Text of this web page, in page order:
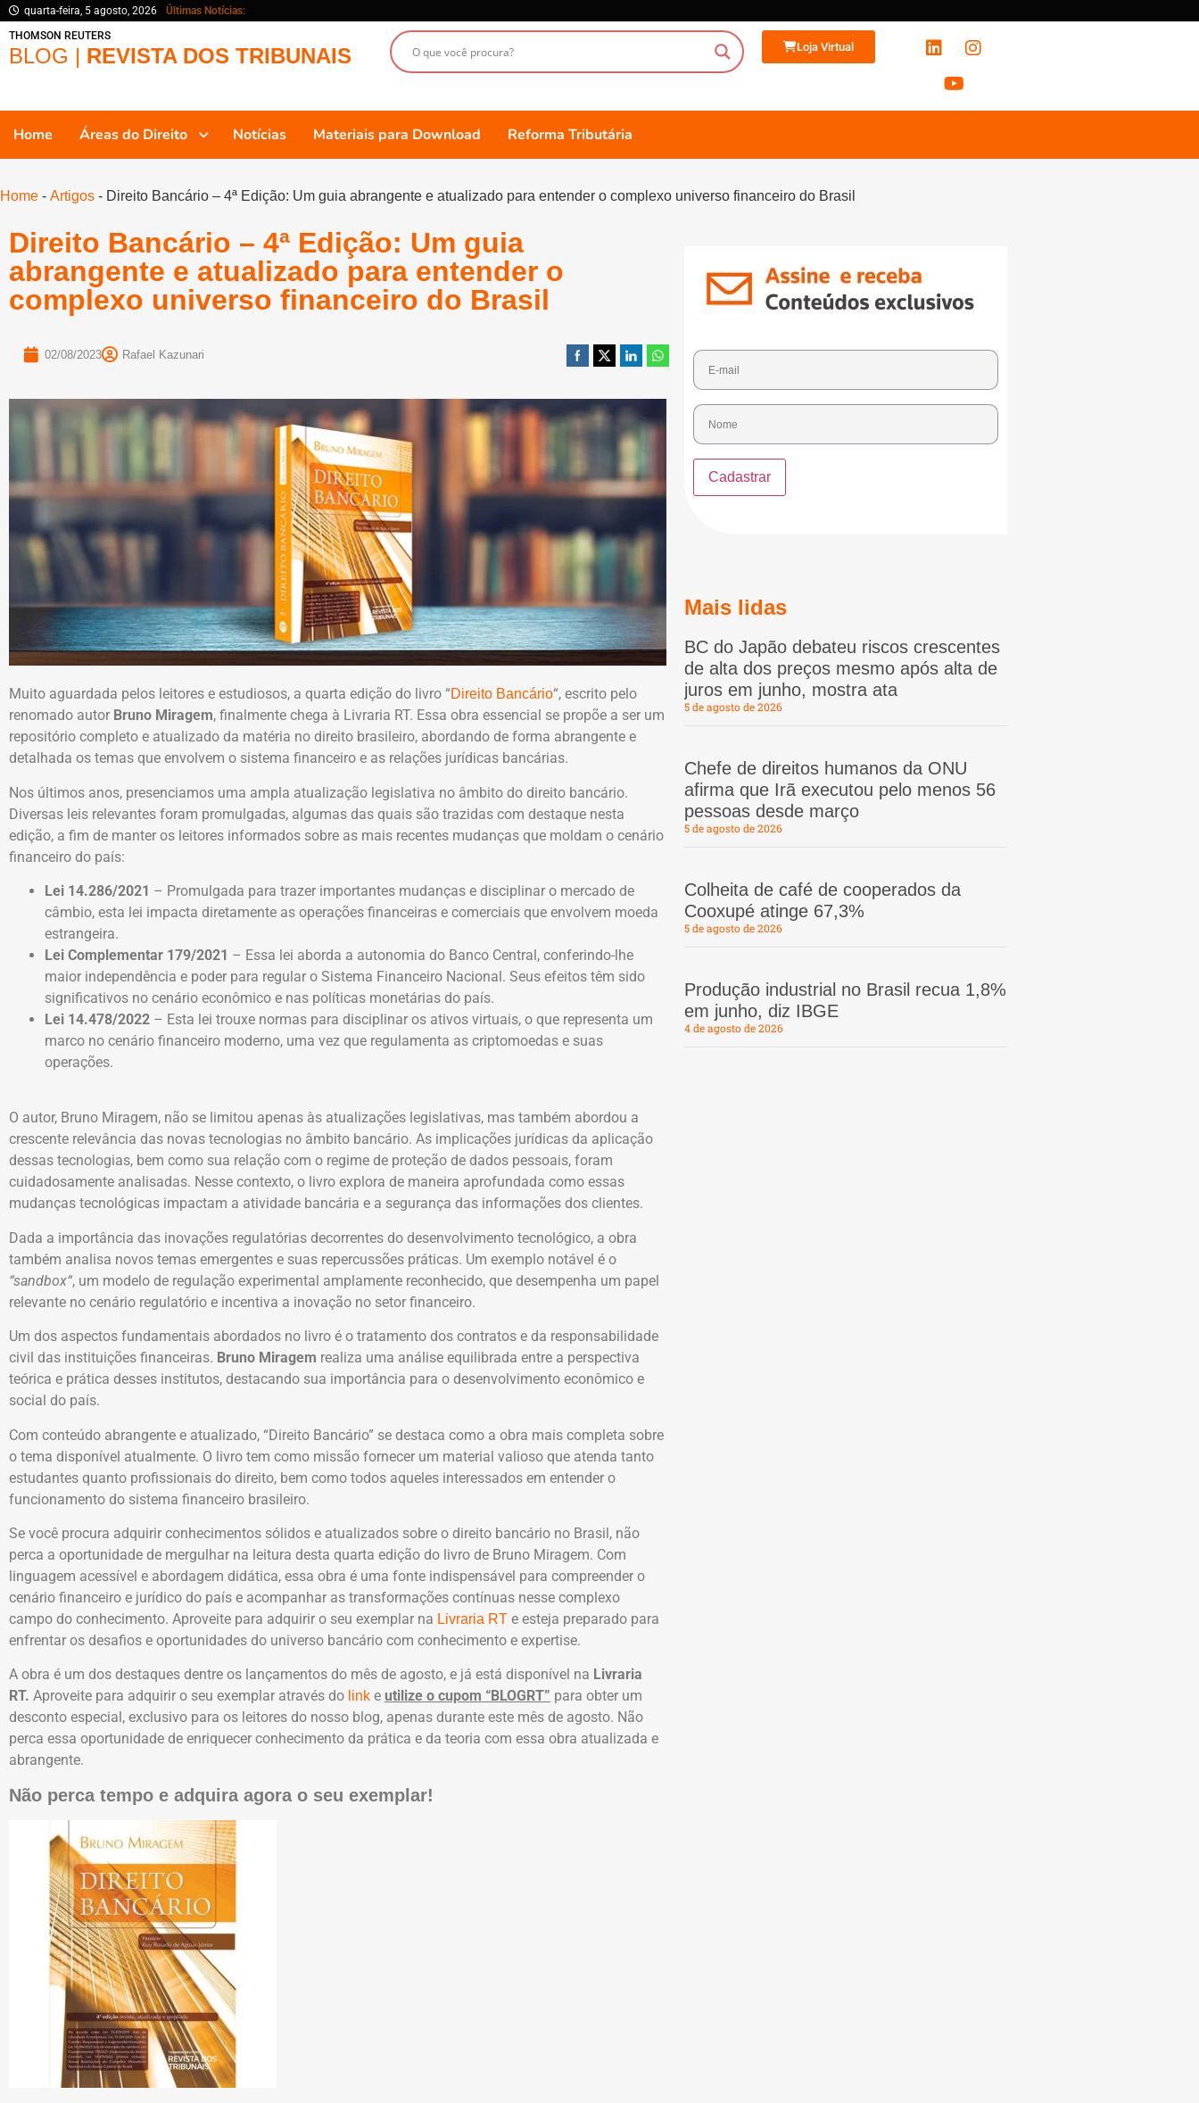
quarta-feira, 5 agosto, 2026
Últimas Notícias:
THOMSON REUTERS
BLOG | REVISTA DOS TRIBUNAIS Loja Virtual
Home Áreas do Direito Notícias Materiais para Download Reforma Tributária
Home - Artigos - Direito Bancário – 4ª Edição: Um guia abrangente e atualizado para entender o complexo universo financeiro do Brasil
Direito Bancário – 4ª Edição: Um guia
abrangente e atualizado para entender o
complexo universo financeiro do Brasil
02/08/2023 Rafael Kazunari
Muito aguardada pelos leitores e estudiosos, a quarta edição do livro “Direito Bancário“, escrito pelo
renomado autor Bruno Miragem, finalmente chega à Livraria RT. Essa obra essencial se propõe a ser um
repositório completo e atualizado da matéria no direito brasileiro, abordando de forma abrangente e
detalhada os temas que envolvem o sistema financeiro e as relações jurídicas bancárias.
Nos últimos anos, presenciamos uma ampla atualização legislativa no âmbito do direito bancário.
Diversas leis relevantes foram promulgadas, algumas das quais são trazidas com destaque nesta
edição, a fim de manter os leitores informados sobre as mais recentes mudanças que moldam o cenário
financeiro do país:
Lei 14.286/2021 – Promulgada para trazer importantes mudanças e disciplinar o mercado de
câmbio, esta lei impacta diretamente as operações financeiras e comerciais que envolvem moeda
estrangeira.
Lei Complementar 179/2021 – Essa lei aborda a autonomia do Banco Central, conferindo-lhe
maior independência e poder para regular o Sistema Financeiro Nacional. Seus efeitos têm sido
significativos no cenário econômico e nas políticas monetárias do país.
Lei 14.478/2022 – Esta lei trouxe normas para disciplinar os ativos virtuais, o que representa um
marco no cenário financeiro moderno, uma vez que regulamenta as criptomoedas e suas
operações.
O autor, Bruno Miragem, não se limitou apenas às atualizações legislativas, mas também abordou a
crescente relevância das novas tecnologias no âmbito bancário. As implicações jurídicas da aplicação
dessas tecnologias, bem como sua relação com o regime de proteção de dados pessoais, foram
cuidadosamente analisadas. Nesse contexto, o livro explora de maneira aprofundada como essas
mudanças tecnológicas impactam a atividade bancária e a segurança das informações dos clientes.
Dada a importância das inovações regulatórias decorrentes do desenvolvimento tecnológico, a obra
também analisa novos temas emergentes e suas repercussões práticas. Um exemplo notável é o
“sandbox“, um modelo de regulação experimental amplamente reconhecido, que desempenha um papel
relevante no cenário regulatório e incentiva a inovação no setor financeiro.
Um dos aspectos fundamentais abordados no livro é o tratamento dos contratos e da responsabilidade
civil das instituições financeiras. Bruno Miragem realiza uma análise equilibrada entre a perspectiva
teórica e prática desses institutos, destacando sua importância para o desenvolvimento econômico e
social do país.
Com conteúdo abrangente e atualizado, “Direito Bancário” se destaca como a obra mais completa sobre
o tema disponível atualmente. O livro tem como missão fornecer um material valioso que atenda tanto
estudantes quanto profissionais do direito, bem como todos aqueles interessados em entender o
funcionamento do sistema financeiro brasileiro.
Se você procura adquirir conhecimentos sólidos e atualizados sobre o direito bancário no Brasil, não
perca a oportunidade de mergulhar na leitura desta quarta edição do livro de Bruno Miragem. Com
linguagem acessível e abordagem didática, essa obra é uma fonte indispensável para compreender o
cenário financeiro e jurídico do país e acompanhar as transformações contínuas nesse complexo
campo do conhecimento. Aproveite para adquirir o seu exemplar na Livraria RT e esteja preparado para
enfrentar os desafios e oportunidades do universo bancário com conhecimento e expertise.
A obra é um dos destaques dentre os lançamentos do mês de agosto, e já está disponível na Livraria
RT. Aproveite para adquirir o seu exemplar através do link e utilize o cupom “BLOGRT” para obter um
desconto especial, exclusivo para os leitores do nosso blog, apenas durante este mês de agosto. Não
perca essa oportunidade de enriquecer conhecimento da prática e da teoria com essa obra atualizada e
abrangente.
Não perca tempo e adquira agora o seu exemplar!
Mais lidas
BC do Japão debateu riscos crescentes
de alta dos preços mesmo após alta de
juros em junho, mostra ata
5 de agosto de 2026
Chefe de direitos humanos da ONU
afirma que Irã executou pelo menos 56
pessoas desde março
5 de agosto de 2026
Colheita de café de cooperados da
Cooxupé atinge 67,3%
5 de agosto de 2026
Produção industrial no Brasil recua 1,8%
em junho, diz IBGE
4 de agosto de 2026